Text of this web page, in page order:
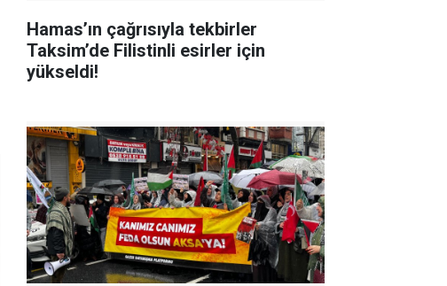
Hamas’ın çağrısıyla tekbirler
Taksim’de Filistinli esirler için
yükseldi!